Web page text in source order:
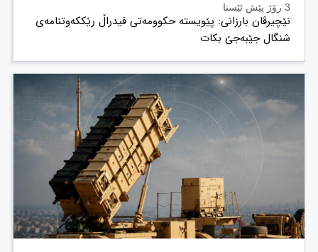
3 رۆژ پێش ئێستا
نێچیرڤان بارزانی: پێویستە حکوومەتی فیدراڵ رێککەوتنامەی
شنگال جێبەجێ بکات